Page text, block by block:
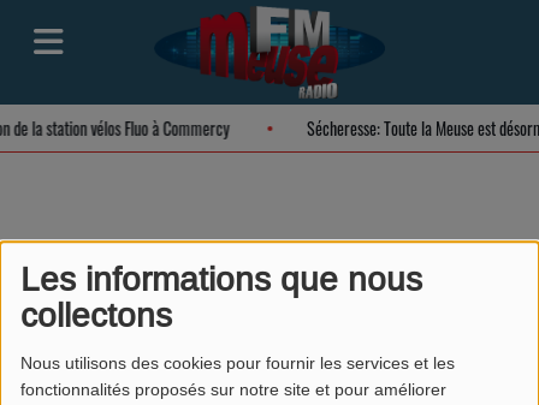
Les informations que nous
collectons
Nous utilisons des cookies pour fournir les services et les
fonctionnalités proposés sur notre site et pour améliorer
de la station vélos Fluo à Commercy Sécheresse: Toute la Meuse est
EWIGO VERDUN
estime votre véhicule
gratuitement